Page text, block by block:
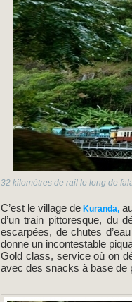
32 kilomètres de rail le long de
C’est le village deKuranda,
d’un train pittoresque, du
escarpées, de chutes
donne un incontestable
Gold class, service où on
avec des snacks à base de